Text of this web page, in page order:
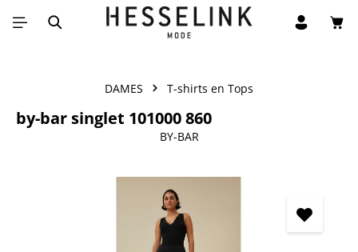
Ga naar de hoofdinhoud
DAMES T-shirts en Tops
by-bar singlet 101000 860
BY-BAR